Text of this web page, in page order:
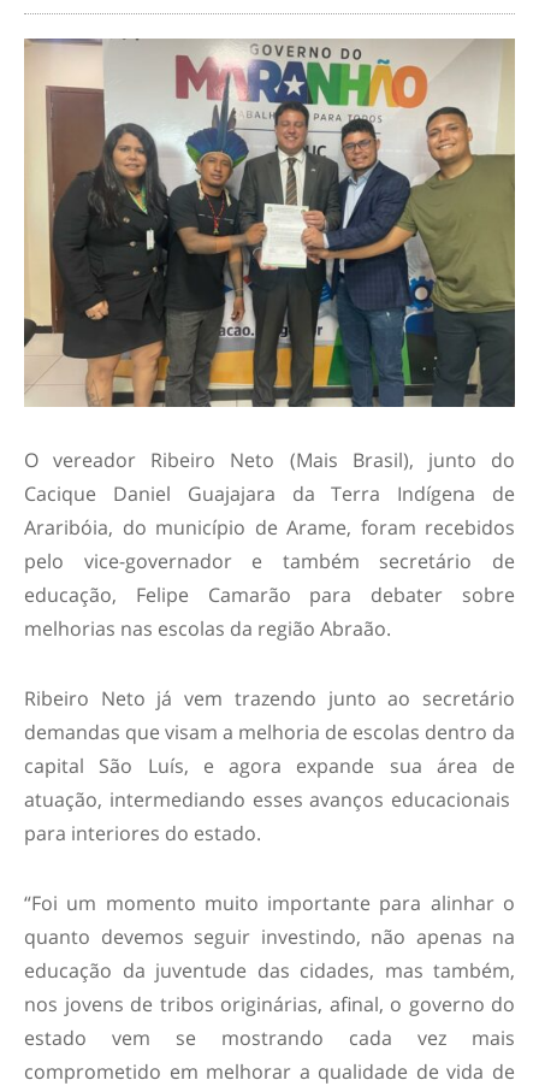
O vereador Ribeiro Neto (Mais Brasil), junto do
Cacique Daniel Guajajara da Terra Indígena de
Araribóia, do município de Arame, foram recebidos
pelo vice-governador e também secretário de
educação, Felipe Camarão para debater sobre
melhorias nas escolas da região Abraão.
Ribeiro Neto já vem trazendo junto ao secretário
demandas que visam a melhoria de escolas dentro da
capital São Luís, e agora expande sua área de
atuação, intermediando esses avanços educacionais
para interiores do estado.
“Foi um momento muito importante para alinhar o
quanto devemos seguir investindo, não apenas na
educação da juventude das cidades, mas também,
nos jovens de tribos originárias, afinal, o governo do
estado vem se mostrando cada vez mais
comprometido em melhorar a qualidade de vida de